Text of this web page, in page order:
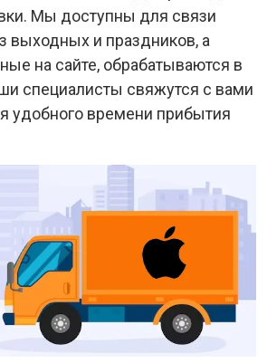
Мы доступны для связи
выходных и праздников, а
на сайте, обрабатываются в
специалисты свяжутся с вами
удобного времени прибытия